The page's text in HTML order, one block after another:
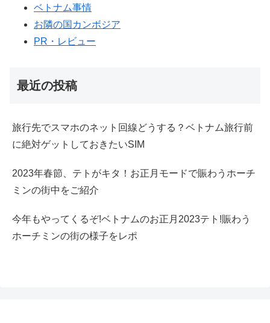
ベトナム事情
お隣の国カンボジア
PR・レビュー
最近の投稿
旅行先でスマホのネット回線どうする？ベトナム旅行前
に絶対ゲットしておきたいSIM
2023年春節、テトがキタ！お正月モードで賑わうホーチ
ミンの街中をご紹介
今年もやってくるぞ!ベトナムのお正月2023テト!賑わう
ホーチミンの街の様子をレポ